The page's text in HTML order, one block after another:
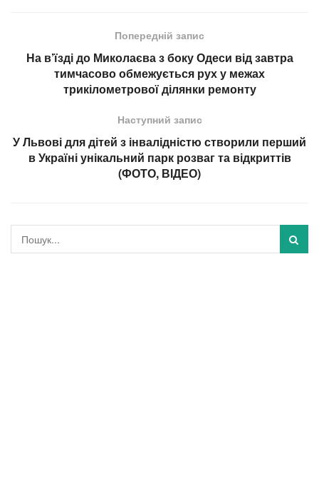
Попередній запис
На в’їзді до Миколаєва з боку Одеси від завтра
тимчасово обмежується рух у межах
трикілометрової ділянки ремонту
Наступний запис
У Львові для дітей з інвалідністю створили перший
в Україні унікальний парк розваг та відкриттів
(ФОТО, ВІДЕО)